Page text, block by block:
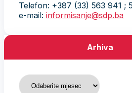
Telefon: +387 (33) 563 941 ;
e-mail: informisanje@sdp.ba
Arhiva
Arhiva